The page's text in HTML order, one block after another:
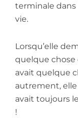
terminale dans
vie.
Lorsqu’elle
quelque chose
avait quelque
autrement, elle
avait toujours
!